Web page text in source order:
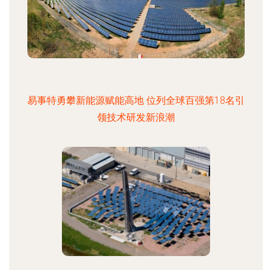
易事特勇攀新能源赋能高地 位列全球百强第18名引
领技术研发新浪潮